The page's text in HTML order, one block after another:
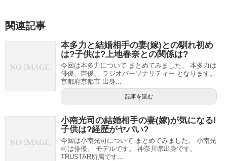
関連記事
本多力と結婚相手の妻(嫁)との馴れ初め
は?子供は?上地春奈との関係は?
今回は本多力について まとめてみました。 本多力は
俳優、声優、 ラジオパーソナリティー となります。
京都府京都市 出身...
記事を読む
小南光司の結婚相手の妻(嫁)が気になる!
子供は?経歴がヤバい?
今回は小南光司について まとめてみました。 小南光
司は俳優、 モデルです。 神奈川県出身です。
TRUSTAR所属です...